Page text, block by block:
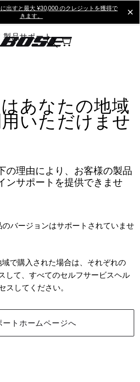
に出すと最大 ¥30,000 のクレジットを獲得で
きます。
製品サポート
あなたの地域
いただけませ
の理由により、お客様の製品
ンサポートを提供できませ
のバージョンはサポートされていませ
で購入された場合は、それぞれの
して、すべてのセルフサービスヘル
スしてください。
ートホームページへ